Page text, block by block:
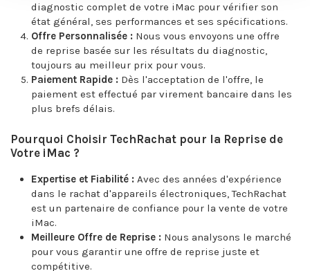
diagnostic complet de votre iMac pour vérifier son
état général, ses performances et ses spécifications.
Offre Personnalisée : Nous vous envoyons une offre
de reprise basée sur les résultats du diagnostic,
toujours au meilleur prix pour vous.
Paiement Rapide : Dès l'acceptation de l'offre, le
paiement est effectué par virement bancaire dans les
plus brefs délais.
Pourquoi Choisir TechRachat pour la Reprise de
Votre iMac ?
Expertise et Fiabilité : Avec des années d'expérience
dans le rachat d'appareils électroniques, TechRachat
est un partenaire de confiance pour la vente de votre
iMac.
Meilleure Offre de Reprise : Nous analysons le marché
pour vous garantir une offre de reprise juste et
compétitive.